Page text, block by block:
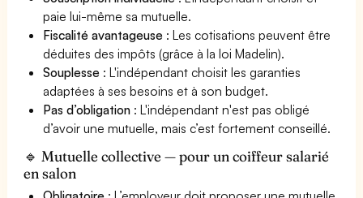
paie lui-même sa mutuelle.
Fiscalité avantageuse : Les cotisations peuvent être
déduites des impôts (grâce à la loi Madelin).
Souplesse : L'indépendant choisit les garanties
adaptées à ses besoins et à son budget.
Pas d’obligation : L'indépendant n'est pas obligé
d’avoir une mutuelle, mais c’est fortement conseillé.
🔹 Mutuelle collective — pour un coiffeur salarié
en salon